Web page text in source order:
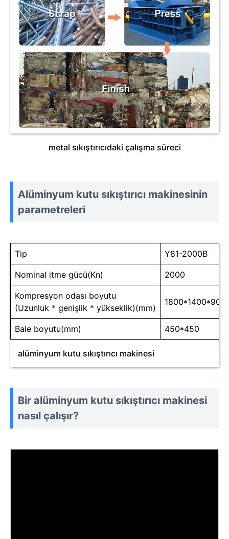
metal sıkıştırıcıdaki çalışma süreci
Alüminyum kutu sıkıştırıcı makinesinin
parametreleri
Tip Y81-2000B
Nominal itme gücü(Kn) 2000
Kompresyon odası boyutu
(Uzunluk * genişlik * yükseklik)(mm)
1800*1400*900
Bale boyutu(mm) 450*450
alüminyum kutu sıkıştırıcı makinesi
Bir alüminyum kutu sıkıştırıcı makinesi
nasıl çalışır?